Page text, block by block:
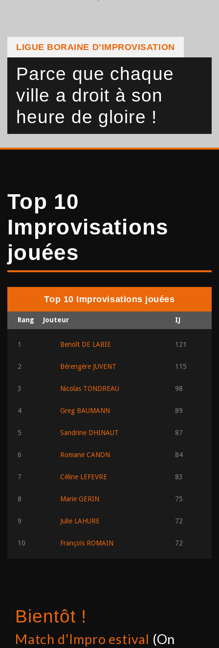
LIGUE BORAINE D’IMPROVISATION
Parce que chaque
ville a droit à son
heure de gloire !
Top 10
Improvisations
jouées
Top 10 Improvisations jouées
Rang Jouteur IJ
1 Benoît DE LABIE 121
2 Bérengère JUVENT 115
3 Nicolas TONDREAU 98
4 Greg BAUMANN 89
5 Sandrine DHINAUT 87
6 Romane CANON 84
7 Céline LEFEVRE 83
8 Marie GERIN 75
9 Julie LAHURE 72
10 François ROMAIN 72
Bientôt !
Match d'Impro estival (On